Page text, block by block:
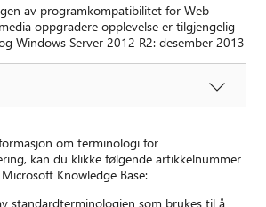
av programkompatibilitet for Web-
oppgradere opplevelse er tilgjengelig
Windows Server 2012 R2: desember 2013
om terminologi for
kan du klikke følgende artikkelnummer
Knowledge Base:
standardterminologien som brukes til å